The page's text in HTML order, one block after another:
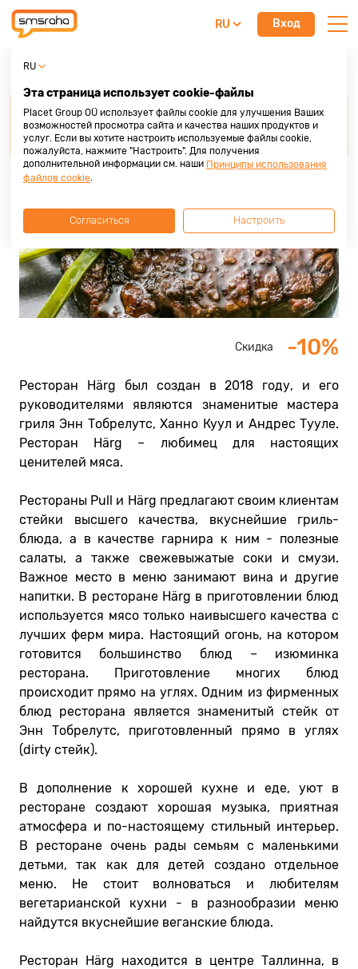
RU Вход
Ресторан Härg
Для получения скидки от наших партнеров,
просимпредоставить кредитную карту Placet
Groupдо осуществления покупки или услуги.
Скидка -10%
Ресторан Härg был создан в 2018 году, и его
руководителями являются знаменитые мастера
гриля Энн Тобрелутс, Ханно Куул и Андрес Тууле.
Ресторан Härg – любимец для настоящих
ценителей мяса.
Рестораны Pull и Härg предлагают своим клиентам
стейки высшего качества, вкуснейшие гриль-
блюда, а в качестве гарнира к ним - полезные
салаты, а также свежевыжатые соки и смузи.
Важное место в меню занимают вина и другие
напитки. В ресторане Härg в приготовлении блюд
используется мясо только наивысшего качества с
лучших ферм мира. Настоящий огонь, на котором
готовится большинство блюд – изюминка
ресторана. Приготовление многих блюд
происходит прямо на углях. Одним из фирменных
блюд ресторана является знаменитый стейк от
Энн Тобрелутс, приготовленный прямо в углях
(dirty стейк).
В дополнение к хорошей кухне и еде, уют в
ресторане создают хорошая музыка, приятная
атмосфера и по-настоящему стильный интерьер.
В ресторане очень рады семьям с маленькими
детьми, так как для детей создано отдельное
меню. Не стоит волноваться и любителям
вегетарианской кухни - в разнообразии меню
найдутся вкуснейшие веганские блюда.
Ресторан Härg находится в центре Таллинна, в
RU
Эта страница использует cookie-файлы
Placet Group OÜ использует файлы cookie для улучшения Ваших
возможностей просмотра сайта и качества наших продуктов и
услуг. Если вы хотите настроить используемые файлы cookie,
пожалуйста, нажмите "Настроить". Для получения
дополнительной информации см. наши Принципы использования
файлов cookie
Согласиться Настроить